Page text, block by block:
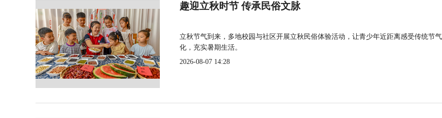
趣迎立秋时节 传承民俗文脉
立秋节气到来，多地校园与社区开展立秋民俗体验活动，让青少年近距离感受传统节
化，充实暑期生活。
2026-08-07 14:28